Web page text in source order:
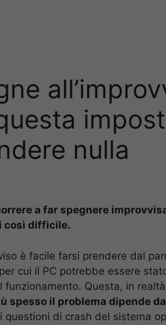
nulla
a far spegnere
così difficile.
è facile farsi prendere dal
cui il PC potrebbe essere
Questa, in
spesso il problema dipende
di crash del sistema